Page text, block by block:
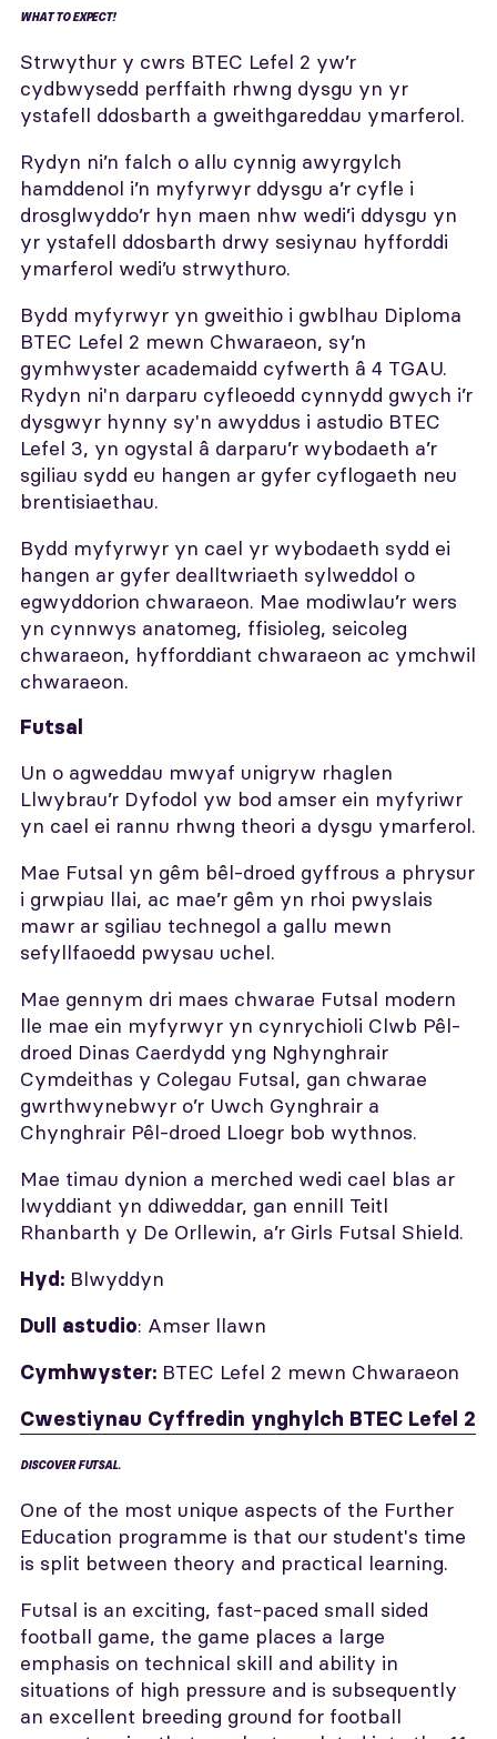
WHAT TO EXPECT!
Strwythur y cwrs BTEC Lefel 2 yw’r
cydbwysedd perffaith rhwng dysgu yn yr
ystafell ddosbarth a gweithgareddau ymarferol.
Rydyn ni’n falch o allu cynnig awyrgylch
hamddenol i’n myfyrwyr ddysgu a’r cyfle i
drosglwyddo’r hyn maen nhw wedi’i ddysgu yn
yr ystafell ddosbarth drwy sesiynau hyfforddi
ymarferol wedi’u strwythuro.
Bydd myfyrwyr yn gweithio i gwblhau Diploma
BTEC Lefel 2 mewn Chwaraeon, sy’n
gymhwyster academaidd cyfwerth â 4 TGAU.
Rydyn ni'n darparu cyfleoedd cynnydd gwych i’r
dysgwyr hynny sy'n awyddus i astudio BTEC
Lefel 3, yn ogystal â darparu’r wybodaeth a’r
sgiliau sydd eu hangen ar gyfer cyflogaeth neu
brentisiaethau.
Bydd myfyrwyr yn cael yr wybodaeth sydd ei
hangen ar gyfer dealltwriaeth sylweddol o
egwyddorion chwaraeon. Mae modiwlau’r wers
yn cynnwys anatomeg, ffisioleg, seicoleg
chwaraeon, hyfforddiant chwaraeon ac ymchwil
chwaraeon.
Futsal
Un o agweddau mwyaf unigryw rhaglen
Llwybrau’r Dyfodol yw bod amser ein myfyriwr
yn cael ei rannu rhwng theori a dysgu ymarferol.
Mae Futsal yn gêm bêl-droed gyffrous a phrysur
i grwpiau llai, ac mae’r gêm yn rhoi pwyslais
mawr ar sgiliau technegol a gallu mewn
sefyllfaoedd pwysau uchel.
Mae gennym dri maes chwarae Futsal modern
lle mae ein myfyrwyr yn cynrychioli Clwb Pêl-
droed Dinas Caerdydd yng Nghynghrair
Cymdeithas y Colegau Futsal, gan chwarae
gwrthwynebwyr o’r Uwch Gynghrair a
Chynghrair Pêl-droed Lloegr bob wythnos.
Mae timau dynion a merched wedi cael blas ar
lwyddiant yn ddiweddar, gan ennill Teitl
Rhanbarth y De Orllewin, a’r Girls Futsal Shield.
Hyd: Blwyddyn
Dull astudio: Amser llawn
Cymhwyster: BTEC Lefel 2 mewn Chwaraeon
Cwestiynau Cyffredin ynghylch BTEC Lefel 2
DISCOVER FUTSAL.
One of the most unique aspects of the Further
Education programme is that our student's time
is split between theory and practical learning.
Futsal is an exciting, fast-paced small sided
football game, the game places a large
emphasis on technical skill and ability in
situations of high pressure and is subsequently
an excellent breeding ground for football